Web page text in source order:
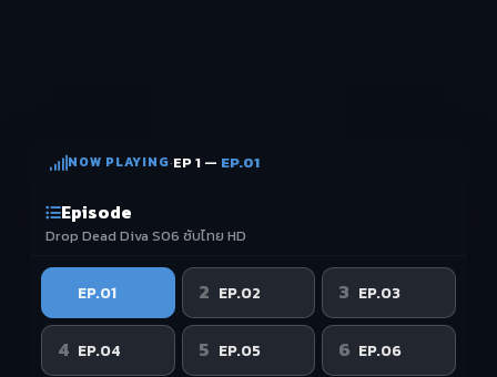
NOW PLAYING·EP 1 — EP.01
Episode
Drop Dead Diva S06 ซับไทย HD
EP.01 2 EP.02 3 EP.03
4 EP.04 5 EP.05 6 EP.06